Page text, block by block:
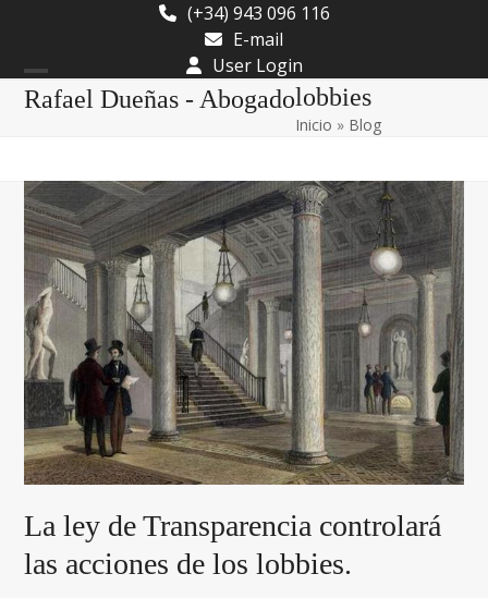
content
(+34) 943 096 116
E-mail
User Login
Rafael Dueñas - Abogado
Open
Close
lobbies
Inicio » Blog
La ley de Transparencia controlará
las acciones de los lobbies.